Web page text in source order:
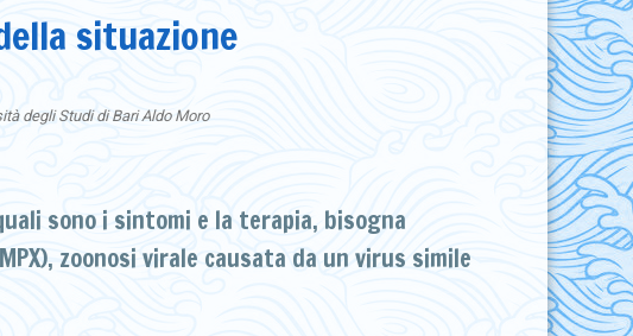
situazione
degli Studi di Bari Aldo Moro
sono i sintomi e la terapia, bisogna
zoonosi virale causata da un virus simile